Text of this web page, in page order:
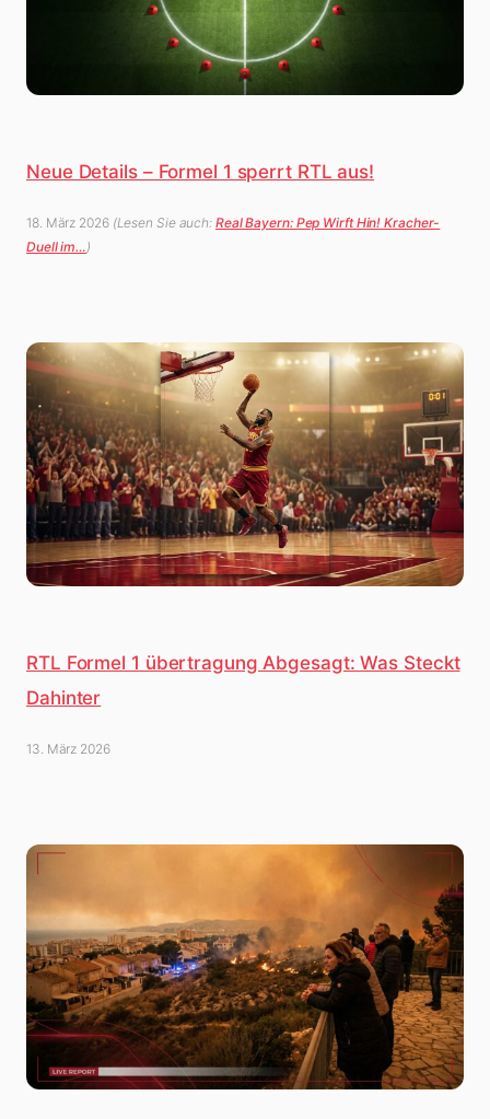
Neue Details – Formel 1 sperrt RTL aus!
18. März 2026 (Lesen Sie auch: Real Bayern: Pep Wirft Hin! Kracher-
Duell im…)
RTL Formel 1 übertragung Abgesagt: Was Steckt
Dahinter
13. März 2026